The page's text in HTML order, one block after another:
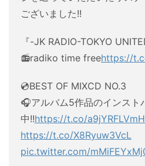
ございました!!
『-JK RADIO-TOKYO
📻radiko time freehttps://
💿BEST OF MIXCD NO.3
🎧アルバム5作品のインスト
中!!https://t.co/a9jYRFLVmH
https://t.co/X8Ryuw3VcL
pic.twitter.com/